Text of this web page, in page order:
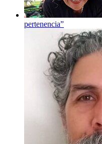
pertenencia”